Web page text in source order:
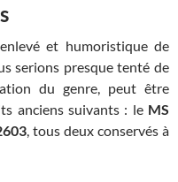
et humoristique de
serions presque tenté de
du genre, peut être
anciens suivants : le MS
, tous deux conservés à